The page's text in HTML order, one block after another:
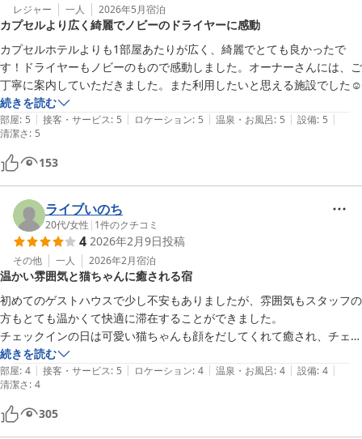
レジャー 一人 2026年5月宿泊
カプセルより広く綺麗でノビーのドライヤーに感動
カプセルホテルよりも1部屋あたりが広く、綺麗でとても良かったで
す！ドライヤーもノビーのもので感動しました。オーナーさんには、ご
丁寧に案内していただきました。また利用したいと思える施設でした☺︎︎
続きを読む
部屋: 5 | 接客・サービス: 5 | ロケーション: 5 | 温泉・お風呂: 5 | 設備: 5 |
清潔さ: 5
153
ライブいのち
20代/女性 | 1件のクチコミ
4 2026年2月9日投稿
その他 一人 2026年2月宿泊
温かい雰囲気と猫ちゃんに癒される宿
初めてのゲストハウスで少し不安もありましたが、雰囲気もスタッフの
方もとても温かくて快適に滞在することができました。
チェックインの日は可愛い猫ちゃんも顔をだしてくれて癒され、チェッ
クアウトのギリギリまでいるくらいゆっくりすることができました。
また、周辺のおすすめの雑貨屋さんも教えていただき素敵なポストカー
ドもお土産に買うことができました。
少しの滞在でしたが町の温かさを感じ、また利用したいなと思いました
＾＾
続きを読む
部屋: 4 | 接客・サービス: 5 | ロケーション: 4 | 温泉・お風呂: 4 | 設備: 4 |
清潔さ: 4
305